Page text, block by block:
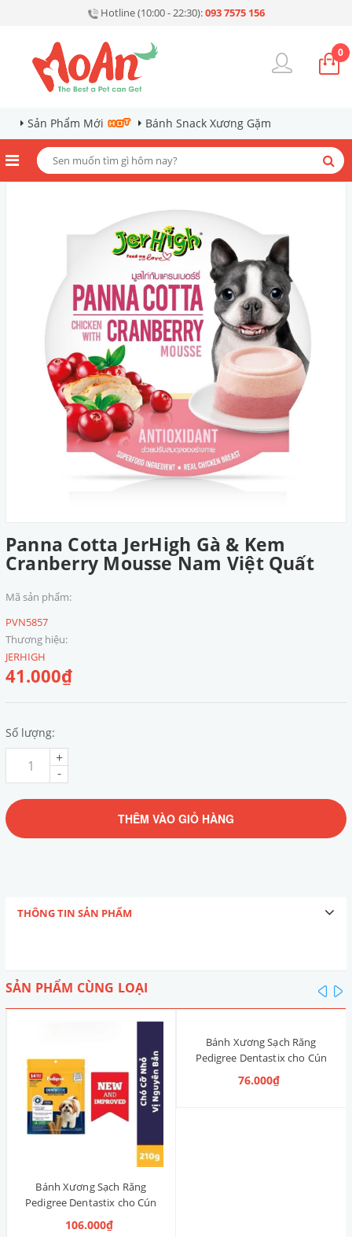
Hotline (10:00 - 22:30):093 7575 156
0
Sản Phẩm Mới Bánh Snack Xương Gặm
Panna Cotta JerHigh Gà & Kem
Cranberry Mousse Nam Việt Quất
Mã sản phẩm:
PVN5857
Thương hiệu:
JERHIGH
41.000₫
Số lượng:
-
+
THÊM VÀO GIỎ HÀNG
THÔNG TIN SẢN PHẨM
SẢN PHẨM CÙNG LOẠI
Bánh Xương Sạch Răng
Pedigree Dentastix cho Cún
vừa 210g (14 Thanh, Vị Truyền
Thống)
106.000₫
Bánh Xương Sạch Răng
Pedigree Dentastix cho Cún
nhỏ 120g (14 Thanh, Vị Truyền
Thống)
76.000₫